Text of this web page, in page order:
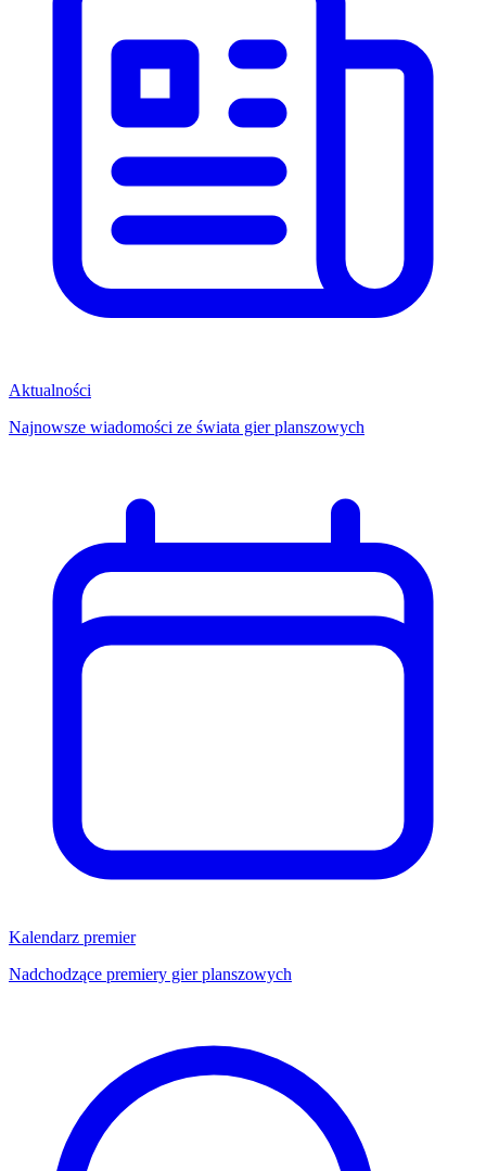
Aktualności
Najnowsze wiadomości ze świata gier planszowych
Kalendarz premier
Nadchodzące premiery gier planszowych